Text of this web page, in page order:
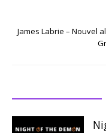
James Labrie – Nouvel